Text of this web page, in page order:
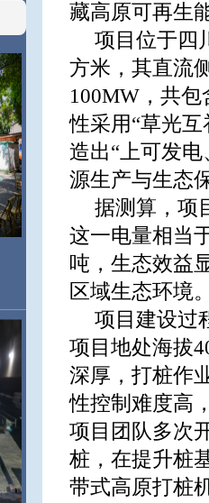
藏高原可再生
项目位于四
方米，其直流
100MW，共
性采用“草光
造出“上可发
源生产与生态
据测算，项
这一电量相当
吨，生态效益
区域生态环境
项目建设过
项目地处海拔
深厚，打桩作
性控制难度高
项目团队多次
桩，在提升桩
带式高原打桩